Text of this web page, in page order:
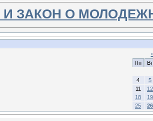
ЗАКОН О
Пн
Вт
4
5
11
12
18
19
25
26